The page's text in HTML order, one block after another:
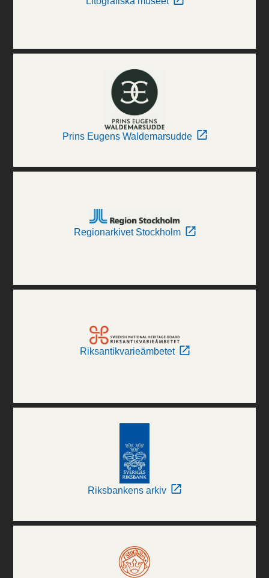
Prins Eugens Waldemarsudde
Regionarkivet Stockholm
Riksantikvarieämbetet
Riksbankens arkiv